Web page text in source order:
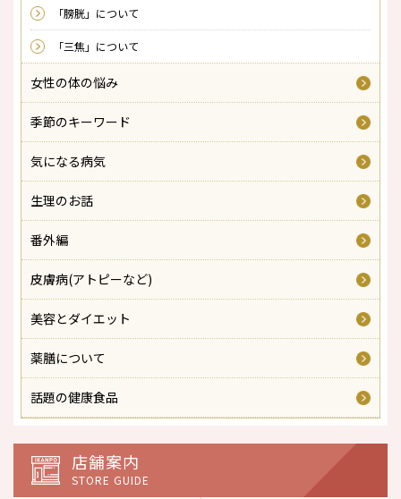
「膀胱」について
「三焦」について
女性の体の悩み
季節のキーワード
気になる病気
生理のお話
番外編
皮膚病(アトピーなど)
美容とダイエット
薬膳について
話題の健康食品
店舗案内
STORE GUIDE